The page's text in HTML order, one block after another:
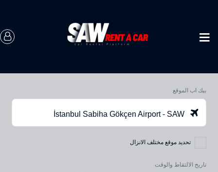
بيك اب الموقع
تحديد موقع مختلف الانزال
تاريخ الالتقاط والوقت